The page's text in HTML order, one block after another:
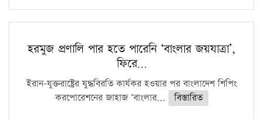
হরমুজ প্রণালি পার হতে পারেনি ‘বাংলার জয়যাত্রা’,
ফিরে…
ইরান-যুক্তরাষ্ট্রের যুদ্ধবিরতি কার্যকর হওয়ার পর বাংলাদেশ শিপিং
করপোরেশনের জাহাজ ‘বাংলার...
বিস্তারিত